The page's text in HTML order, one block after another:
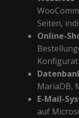
Seiten,
Online-
MariaDB,
E-Mail-
auf